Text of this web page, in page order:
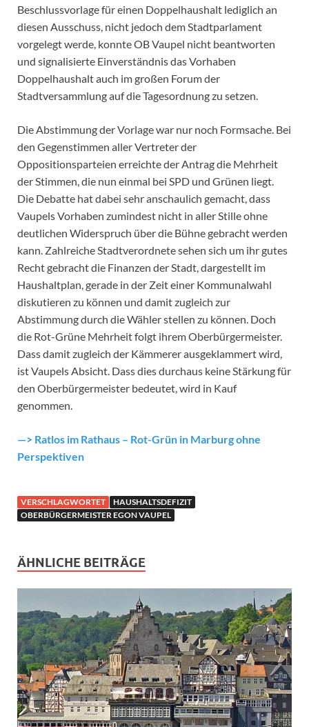
Beschlussvorlage für einen Doppelhaushalt lediglich an
diesen Ausschuss, nicht jedoch dem Stadtparlament
vorgelegt werde, konnte OB Vaupel nicht beantworten
und signalisierte Einverständnis das Vorhaben
Doppelhaushalt auch im großen Forum der
Stadtversammlung auf die Tagesordnung zu setzen.
Die Abstimmung der Vorlage war nur noch Formsache. Bei
den Gegenstimmen aller Vertreter der
Oppositionsparteien erreichte der Antrag die Mehrheit
der Stimmen, die nun einmal bei SPD und Grünen liegt.
Die Debatte hat dabei sehr anschaulich gemacht, dass
Vaupels Vorhaben zumindest nicht in aller Stille ohne
deutlichen Widerspruch über die Bühne gebracht werden
kann. Zahlreiche Stadtverordnete sehen sich um ihr gutes
Recht gebracht die Finanzen der Stadt, dargestellt im
Haushaltplan, gerade in der Zeit einer Kommunalwahl
diskutieren zu können und damit zugleich zur
Abstimmung durch die Wähler stellen zu können. Doch
die Rot-Grüne Mehrheit folgt ihrem Oberbürgermeister.
Dass damit zugleich der Kämmerer ausgeklammert wird,
ist Vaupels Absicht. Dass dies durchaus keine Stärkung für
den Oberbürgermeister bedeutet, wird in Kauf
genommen.
—> Ratlos im Rathaus – Rot-Grün in Marburg ohne
Perspektiven
VERSCHLAGWORTET
HAUSHALTSDEFIZIT
OBERBÜRGERMEISTER EGON VAUPEL
ÄHNLICHE BEITRÄGE